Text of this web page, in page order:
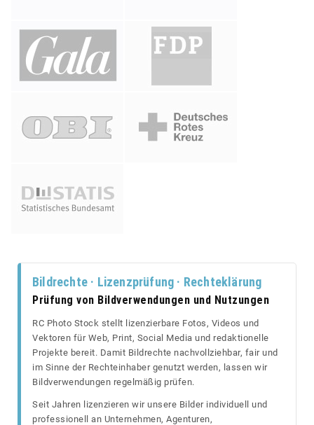
Bildrechte · Lizenzprüfung · Rechteklärung
Prüfung von Bildverwendungen und Nutzungen
RC Photo Stock stellt lizenzierbare Fotos, Videos und
Vektoren für Web, Print, Social Media und redaktionelle
Projekte bereit. Damit Bildrechte nachvollziehbar, fair und
im Sinne der Rechteinhaber genutzt werden, lassen wir
Bildverwendungen regelmäßig prüfen.
Seit Jahren lizenzieren wir unsere Bilder individuell und
professionell an Unternehmen, Agenturen,